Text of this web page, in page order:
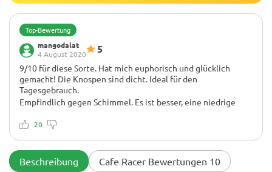
Top-Bewertung
mangodalat
4 August 2020
5
9/10 für diese Sorte. Hat mich euphorisch und glücklich
gemacht! Die Knospen sind dicht. Ideal für den
Tagesgebrauch.
Empfindlich gegen Schimmel. Es ist besser, eine niedrige
Wenn ich rauche, habe ich das Gefühl, dass mir ein kräftiger
tagsüber zu rauchen, aber nachts ist es auch nicht so
schlimm. Diese Sorte ist nicht schwer zu züchten. Wenn Sie
20
Beschreibung Cafe Racer Bewertungen 10